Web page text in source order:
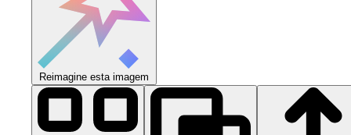
Reimagine esta imagem